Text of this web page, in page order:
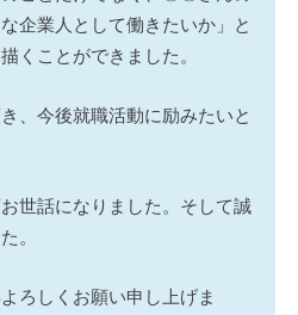
企業人として働きたいか」と
くことができました。
、今後就職活動に励みたいと
世話になりました。そして誠
。
ろしくお願い申し上げま